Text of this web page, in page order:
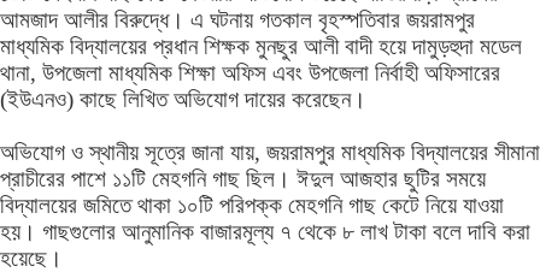
আমজাদ আলীর বিরুদ্ধে। এ ঘটনায় গতকাল বৃহস্পতিবার জয়রামপুর
মাধ্যমিক বিদ্যালয়ের প্রধান শিক্ষক মুনছুর আলী বাদী হয়ে দামুড়হুদা মডেল
থানা, উপজেলা মাধ্যমিক শিক্ষা অফিস এবং উপজেলা নির্বাহী অফিসারের
(ইউএনও) কাছে লিখিত অভিযোগ দায়ের করেছেন।
অভিযোগ ও স্থানীয় সূত্রে জানা যায়, জয়রামপুর মাধ্যমিক বিদ্যালয়ের সীমানা
প্রাচীরের পাশে ১১টি মেহগনি গাছ ছিল। ঈদুল আজহার ছুটির সময়ে
বিদ্যালয়ের জমিতে থাকা ১০টি পরিপক্ক মেহগনি গাছ কেটে নিয়ে যাওয়া
হয়। গাছগুলোর আনুমানিক বাজারমূল্য ৭ থেকে ৮ লাখ টাকা বলে দাবি করা
হয়েছে।